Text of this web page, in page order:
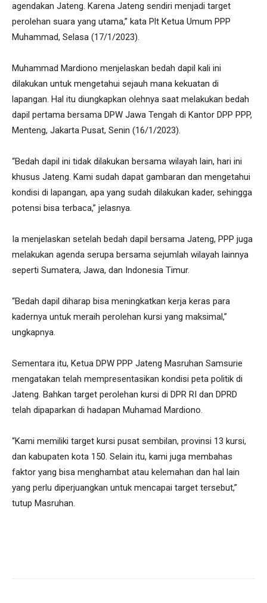
agendakan Jateng. Karena Jateng sendiri menjadi target
perolehan suara yang utama,” kata Plt Ketua Umum PPP
Muhammad, Selasa (17/1/2023).
Muhammad Mardiono menjelaskan bedah dapil kali ini
dilakukan untuk mengetahui sejauh mana kekuatan di
lapangan. Hal itu diungkapkan olehnya saat melakukan bedah
dapil pertama bersama DPW Jawa Tengah di Kantor DPP PPP,
Menteng, Jakarta Pusat, Senin (16/1/2023).
“Bedah dapil ini tidak dilakukan bersama wilayah lain, hari ini
khusus Jateng. Kami sudah dapat gambaran dan mengetahui
kondisi di lapangan, apa yang sudah dilakukan kader, sehingga
potensi bisa terbaca,” jelasnya.
Ia menjelaskan setelah bedah dapil bersama Jateng, PPP juga
melakukan agenda serupa bersama sejumlah wilayah lainnya
seperti Sumatera, Jawa, dan Indonesia Timur.
“Bedah dapil diharap bisa meningkatkan kerja keras para
kadernya untuk meraih perolehan kursi yang maksimal,”
ungkapnya.
Sementara itu, Ketua DPW PPP Jateng Masruhan Samsurie
mengatakan telah mempresentasikan kondisi peta politik di
Jateng. Bahkan target perolehan kursi di DPR RI dan DPRD
telah dipaparkan di hadapan Muhamad Mardiono.
“Kami memiliki target kursi pusat sembilan, provinsi 13 kursi,
dan kabupaten kota 150. Selain itu, kami juga membahas
faktor yang bisa menghambat atau kelemahan dan hal lain
yang perlu diperjuangkan untuk mencapai target tersebut,”
tutup Masruhan.